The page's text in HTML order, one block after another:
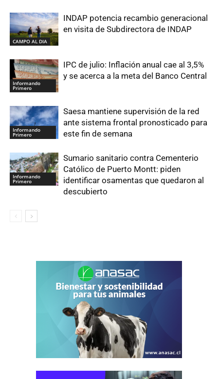
CAMPO AL DIA
INDAP potencia recambio generacional
en visita de Subdirectora de INDAP
Informando
Primero
IPC de julio: Inflación anual cae al 3,5%
y se acerca a la meta del Banco Central
Informando
Primero
Saesa mantiene supervisión de la red
ante sistema frontal pronosticado para
este fin de semana
Informando
Primero
Sumario sanitario contra Cementerio
Católico de Puerto Montt: piden
identificar osamentas que quedaron al
descubierto